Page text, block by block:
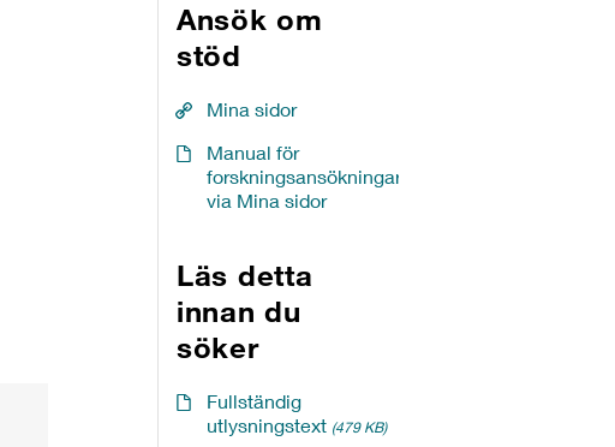
Ansök om
stöd
Mina sidor
Manual för
forskningsansökningar
via Mina sidor
Läs detta
innan du
söker
Fullständig
utlysningstext (479 KB)